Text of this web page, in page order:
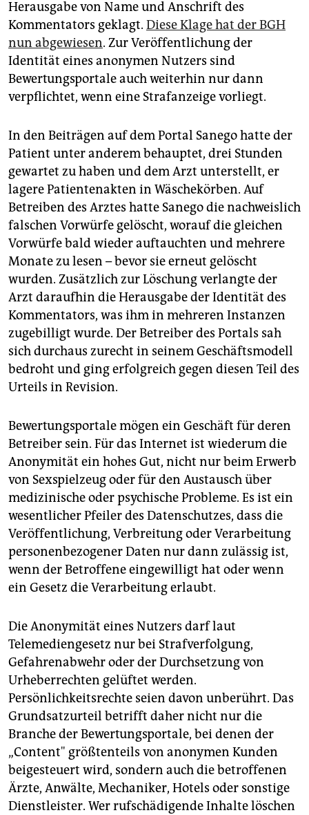
Herausgabe von Name und Anschrift des
Kommentators geklagt. Diese Klage hat der BGH
nun abgewiesen. Zur Veröffentlichung der
Identität eines anonymen Nutzers sind
Bewertungsportale auch weiterhin nur dann
verpflichtet, wenn eine Strafanzeige vorliegt.
In den Beiträgen auf dem Portal Sanego hatte der
Patient unter anderem behauptet, drei Stunden
gewartet zu haben und dem Arzt unterstellt, er
lagere Patientenakten in Wäschekörben. Auf
Betreiben des Arztes hatte Sanego die nachweislich
falschen Vorwürfe gelöscht, worauf die gleichen
Vorwürfe bald wieder auftauchten und mehrere
Monate zu lesen – bevor sie erneut gelöscht
wurden. Zusätzlich zur Löschung verlangte der
Arzt daraufhin die Herausgabe der Identität des
Kommentators, was ihm in mehreren Instanzen
zugebilligt wurde. Der Betreiber des Portals sah
sich durchaus zurecht in seinem Geschäftsmodell
bedroht und ging erfolgreich gegen diesen Teil des
Urteils in Revision.
Bewertungsportale mögen ein Geschäft für deren
Betreiber sein. Für das Internet ist wiederum die
Anonymität ein hohes Gut, nicht nur beim Erwerb
von Sexspielzeug oder für den Austausch über
medizinische oder psychische Probleme. Es ist ein
wesentlicher Pfeiler des Datenschutzes, dass die
Veröffentlichung, Verbreitung oder Verarbeitung
personenbezogener Daten nur dann zulässig ist,
wenn der Betroffene eingewilligt hat oder wenn
ein Gesetz die Verarbeitung erlaubt.
Die Anonymität eines Nutzers darf laut
Telemediengesetz nur bei Strafverfolgung,
Gefahrenabwehr oder der Durchsetzung von
Urheberrechten gelüftet werden.
Persönlichkeitsrechte seien davon unberührt. Das
Grundsatzurteil betrifft daher nicht nur die
Branche der Bewertungsportale, bei denen der
„Content" größtenteils von anonymen Kunden
beigesteuert wird, sondern auch die betroffenen
Ärzte, Anwälte, Mechaniker, Hotels oder sonstige
Dienstleister. Wer rufschädigende Inhalte löschen